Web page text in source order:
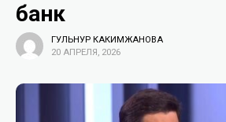
банк
ГУЛЬНУР КАКИМЖАНОВА
20 АПРЕЛЯ, 2026